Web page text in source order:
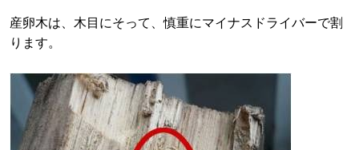
産卵木は、木目にそって、慎重にマイナスドライバーで割
ります。